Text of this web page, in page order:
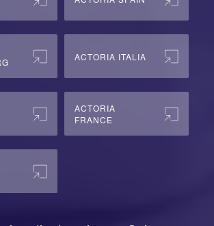
ACTORIA ITALIA
ACTORIA
FRANCE